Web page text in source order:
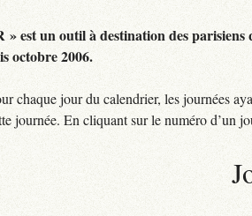
» est un outil à destination des
octobre 2006.
chaque jour du calendrier, les journées
journée. En cliquant sur le numéro d’un